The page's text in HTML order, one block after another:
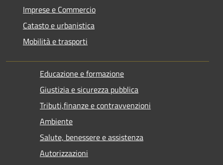
Imprese e Commercio
Catasto e urbanistica
Mobilità e trasporti
Educazione e formazione
Giustizia e sicurezza pubblica
Tributi,finanze e contravvenzioni
Ambiente
Salute, benessere e assistenza
Autorizzazioni